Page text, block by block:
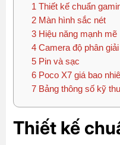
1 Thiết kế chuẩn
2 Màn hình sắc nét
3 Hiệu năng mạnh mẽ
4 Camera độ phân
5 Pin và sạc
6 Poco X7 giá bao
7 Bảng thông số kỹ
Thiết kế